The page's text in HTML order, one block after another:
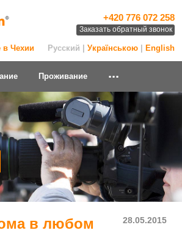
в Чехии
+420 776 072 258
Заказать обратный звонок
Русский | Українською English
Проживание ...
28.05.2015
в любом